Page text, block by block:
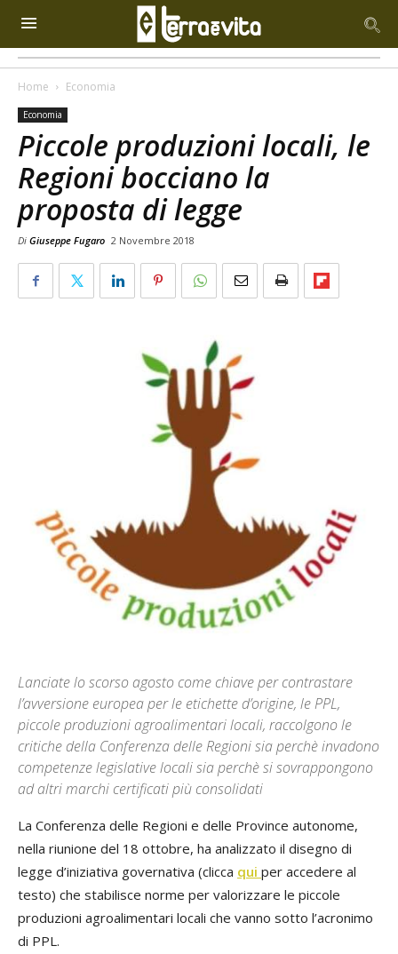
Home Economia
Economia
Piccole produzioni locali, le
Regioni bocciano la
proposta di legge
Di Giuseppe Fugaro 2 Novembre 2018
Lanciate lo scorso agosto come chiave per contrastare
l’avversione europea per le etichette d’origine, le PPL,
piccole produzioni agroalimentari locali, raccolgono le
critiche della Conferenza delle Regioni sia perchè invadono
competenze legislative locali sia perchè si sovrappongono
ad altri marchi certificati più consolidati
La Conferenza delle Regioni e delle Province autonome,
nella riunione del 18 ottobre, ha analizzato il disegno di
legge d’iniziativa governativa (clicca qui per accedere al
testo) che stabilisce norme per valorizzare le piccole
produzioni agroalimentari locali che vanno sotto l’acronimo
di PPL.